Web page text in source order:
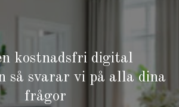
kostnadsfri digital
så svarar vi på alla dina
frågor